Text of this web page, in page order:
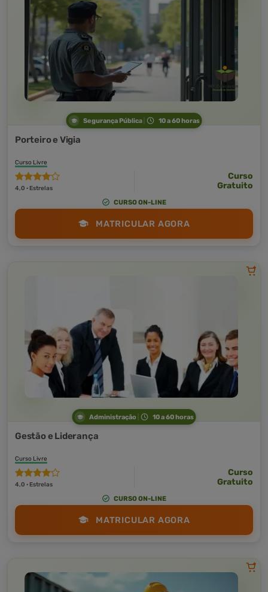
Segurança Pública 10 a 60 horas
Porteiro e Vigia
Curso Livre
4,0 · Estrelas
Curso
Gratuito
CURSO ON-LINE
MATRICULAR AGORA
Administração 10 a 60 horas
Gestão e Liderança
Curso Livre
4,0 · Estrelas
Curso
Gratuito
CURSO ON-LINE
MATRICULAR AGORA